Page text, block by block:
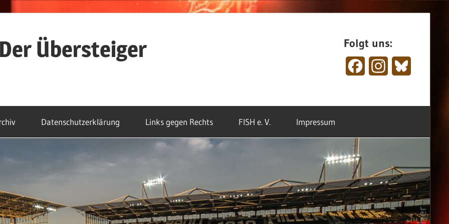
Der Übersteiger Folgt uns:
FacebookInstagram
Datenschutzerklärung Links gegen Rechts FISH e. V. Impressum